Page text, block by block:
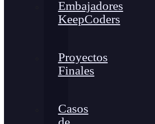
Embajadores
KeepCoders
Proyectos
Finales
Casos